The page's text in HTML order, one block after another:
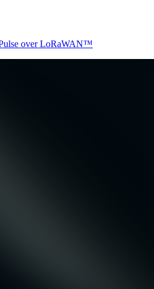
over LoRaWAN™